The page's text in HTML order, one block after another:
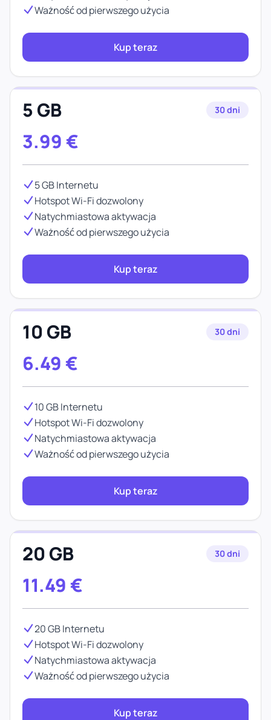
Ważność od pierwszego użycia
Kup teraz
5 GB 30 dni
3.99 €
5 GB Internetu
Hotspot Wi-Fi dozwolony
Natychmiastowa aktywacja
Ważność od pierwszego użycia
Kup teraz
10 GB 30 dni
6.49 €
10 GB Internetu
Hotspot Wi-Fi dozwolony
Natychmiastowa aktywacja
Ważność od pierwszego użycia
Kup teraz
20 GB 30 dni
11.49 €
20 GB Internetu
Hotspot Wi-Fi dozwolony
Natychmiastowa aktywacja
Ważność od pierwszego użycia
Kup teraz